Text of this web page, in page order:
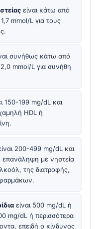
είναι κάτω από
mmol/L για τους
συνήθως κάτω από
mmol/L για συνήθη
150-199 mg/dL και
HDL ή
200-499 mg/dL και
επανάληψη με νηστεία
της διατροφής,
είναι 500 mg/dL ή
mg/dL ή περισσότερα
επειδή ο κίνδυνος